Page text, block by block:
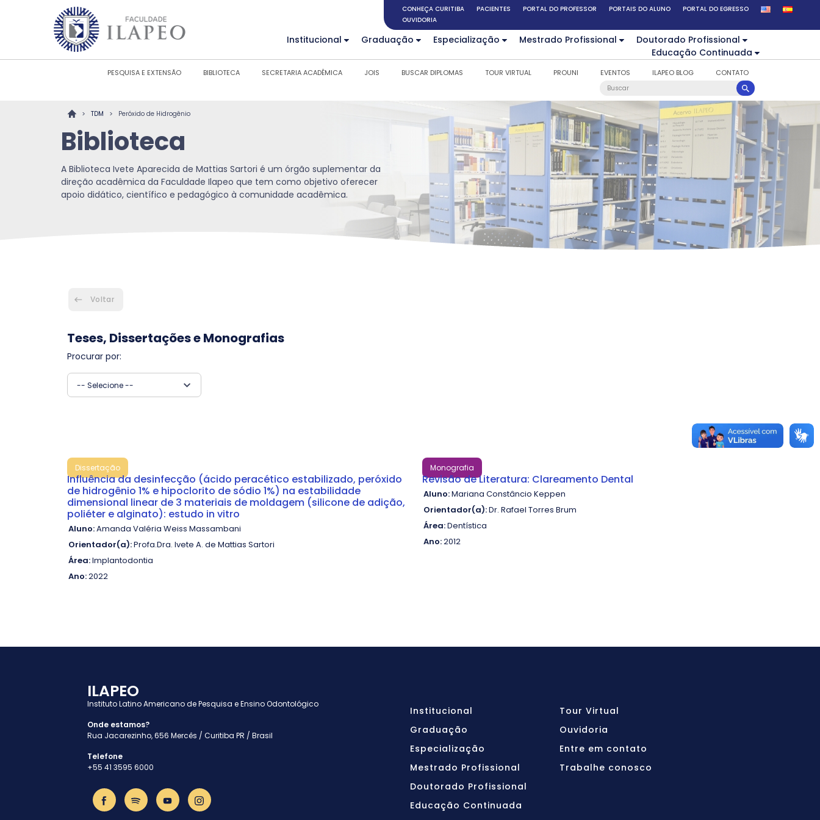
CONHEÇA CURITIBA PACIENTES PORTAL DO PROFESSOR PORTAIS DO ALUNO
PORTAL DO EGRESSO
OUVIDORIA
Institucional Graduação Especialização Mestrado Profissional
Doutorado Profissional
Educação Continuada
PESQUISA E EXTENSÃO BIBLIOTECA SECRETARIA ACADÊMICA JOIS BUSCAR DIPLOMAS TOUR VIRTUAL PROUNI EVENTOS ILAPEO BLOG CONTATO
> TDM > Peróxido de Hidrogênio
Biblioteca
A Biblioteca Ivete Aparecida de Mattias Sartori é um órgão suplementar da
direção acadêmica da Faculdade Ilapeo que tem como objetivo oferecer
apoio didático, científico e pedagógico à comunidade acadêmica.
Voltar
Teses, Dissertações e Monografias
Procurar por:
-- Selecione --
Dissertação
Influência da desinfecção (ácido peracético estabilizado, peróxido
de hidrogênio 1% e hipoclorito de sódio 1%) na estabilidade
dimensional linear de 3 materiais de moldagem (silicone de adição,
poliéter e alginato): estudo in vitro
Aluno:Amanda Valéria Weiss Massambani
Orientador(a):Profa.Dra. Ivete A. de Mattias Sartori
Área:Implantodontia
Ano:2022
Monografia
Revisão de Literatura: Clareamento Dental
Aluno:Mariana Constâncio Keppen
Orientador(a):Dr. Rafael Torres Brum
Área:Dentística
Ano:2012
ILAPEO
Instituto Latino Americano de Pesquisa e Ensino Odontológico
Onde estamos?
Rua Jacarezinho, 656 Mercês / Curitiba PR / Brasil
Telefone
+55 41 3595 6000
Institucional
Graduação
Especialização
Mestrado Profissional
Doutorado Profissional
Educação Continuada
Tour Virtual
Ouvidoria
Entre em contato
Trabalhe conosco